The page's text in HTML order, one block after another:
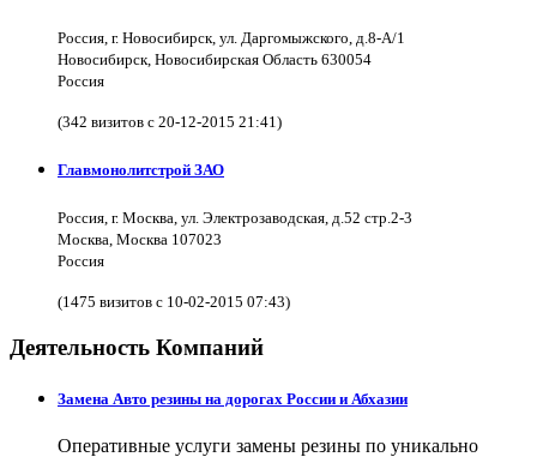
Россия, г. Новосибирск, ул. Даргомыжского, д.8-А/1
Новосибирск, Новосибирская Область 630054
Россия
(342 визитов с 20-12-2015 21:41)
Главмонолитстрой ЗАО
Россия, г. Москва, ул. Электрозаводская, д.52 стр.2-3
Москва, Москва 107023
Россия
(1475 визитов с 10-02-2015 07:43)
Деятельность Компаний
Замена Авто резины на дорогах России и Абхазии
Оперативные услуги замены резины по уникально